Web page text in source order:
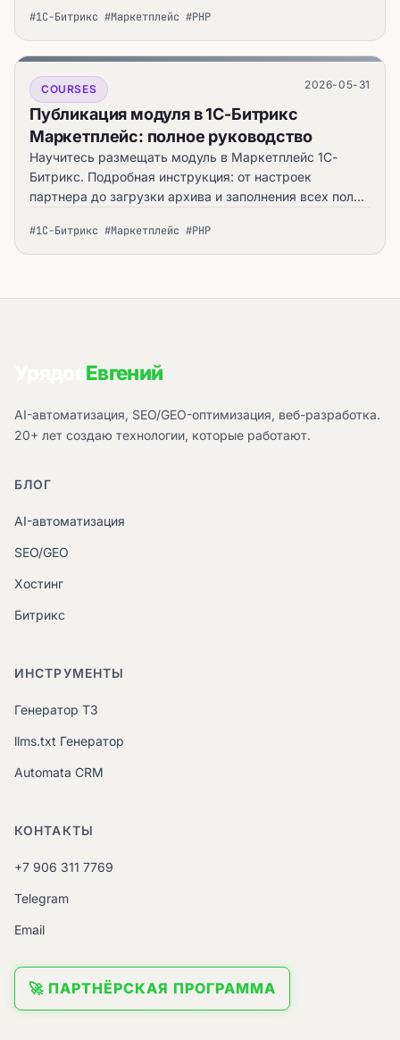
#1С-Битрикс #Маркетплейс #PHP
COURSES 2026-05-31
Публикация модуля в 1С-Битрикс
Маркетплейс: полное руководство
Научитесь размещать модуль в Маркетплейс 1С-
Битрикс. Подробная инструкция: от настроек
партнера до загрузки архива и заполнения всех полей
#1С-Битрикс #Маркетплейс #PHP
Евгений
AI-автоматизация, SEO/GEO-оптимизация, веб-разработка.
20+ лет создаю технологии, которые работают.
БЛОГ
AI-автоматизация
SEO/GEO
Хостинг
Битрикс
ИНСТРУМЕНТЫ
Генератор ТЗ
llms.txt Генератор
Automata CRM
КОНТАКТЫ
+7 906 311 7769
Telegram
Email
🚀 ПАРТНЁРСКАЯ ПРОГРАММА